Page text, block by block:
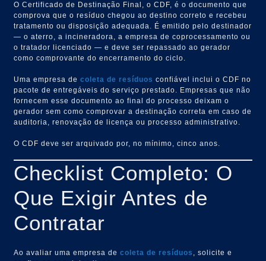
O Certificado de Destinação Final, o CDF, é o documento que
comprova que o resíduo chegou ao destino correto e recebeu
tratamento ou disposição adequada. É emitido pelo destinador
— o aterro, a incineradora, a empresa de coprocessamento ou
o tratador licenciado — e deve ser repassado ao gerador
como comprovante do encerramento do ciclo.
Uma empresa decoleta de resíduos confiável inclui o CDF no
pacote de entregáveis do serviço prestado. Empresas que não
fornecem esse documento ao final do processo deixam o
gerador sem como comprovar a destinação correta em caso de
auditoria, renovação de licença ou processo administrativo.
O CDF deve ser arquivado por, no mínimo, cinco anos.
Checklist Completo: O
Que Exigir Antes de
Contratar
Ao avaliar uma empresa decoleta de resíduos , solicite e